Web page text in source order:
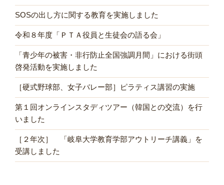
SOSの出し方に関する教育を実施しました
令和８年度「ＰＴＡ役員と生徒会の語る会」
「青少年の被害・非行防止全国強調月間」における街頭
啓発活動を実施しました
［硬式野球部、女子バレー部］ピラティス講習の実施
第１回オンラインスタディツアー（韓国との交流）を行
いました
［２年次］ 「岐阜大学教育学部アウトリーチ講義」を
受講しました